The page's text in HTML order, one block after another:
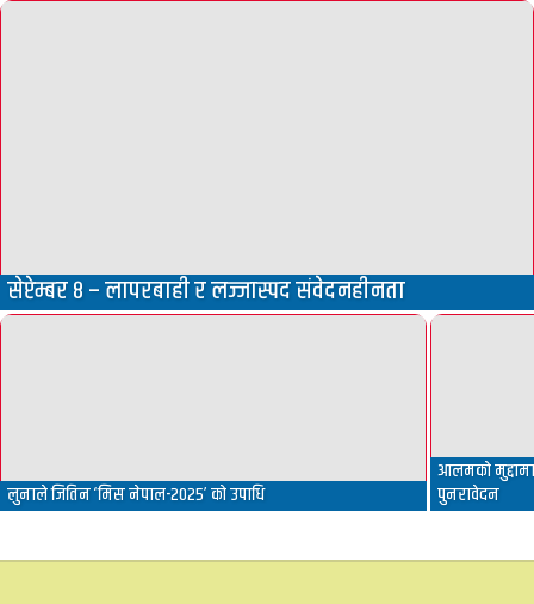
सेप्टेम्बर ८ – लापरबाही र लज्जास्पद संवेदनहीनता
लुनाले जितिन ‘मिस नेपाल-२०२५’ को उपाधि
आलमको
पुनरावेदन